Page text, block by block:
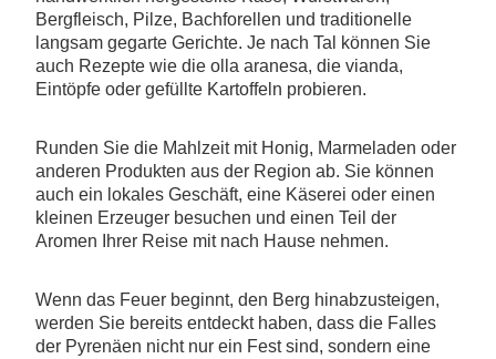
Bergfleisch, Pilze, Bachforellen und traditionelle
langsam gegarte Gerichte. Je nach Tal können Sie
auch Rezepte wie die olla aranesa, die vianda,
Eintöpfe oder gefüllte Kartoffeln probieren.
Runden Sie die Mahlzeit mit Honig, Marmeladen oder
anderen Produkten aus der Region ab. Sie können
auch ein lokales Geschäft, eine Käserei oder einen
kleinen Erzeuger besuchen und einen Teil der
Aromen Ihrer Reise mit nach Hause nehmen.
Wenn das Feuer beginnt, den Berg hinabzusteigen,
werden Sie bereits entdeckt haben, dass die Falles
der Pyrenäen nicht nur ein Fest sind, sondern eine